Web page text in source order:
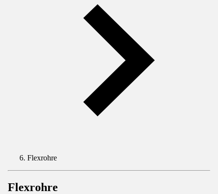
Flexrohre
Flexrohre